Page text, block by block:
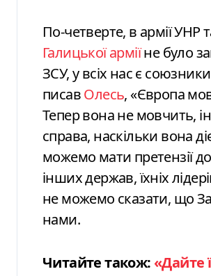
По-четверте, в армії УНР
Галицької арміїне було
ЗСУ, у всіх нас є
писавОлесь, «Європа
Тепер вона не мовчить,
справа, наскільки вона
можемо мати претензії
інших держав, їхніх
не можемо сказати, що
нами.
Читайте також: «Дайте